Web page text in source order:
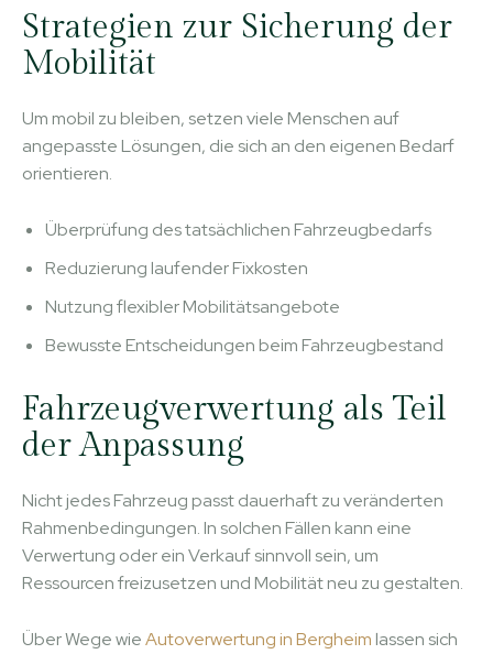
Strategien zur Sicherung der
Mobilität
Um mobil zu bleiben, setzen viele Menschen auf
angepasste Lösungen, die sich an den eigenen Bedarf
orientieren.
Überprüfung des tatsächlichen Fahrzeugbedarfs
Reduzierung laufender Fixkosten
Nutzung flexibler Mobilitätsangebote
Bewusste Entscheidungen beim Fahrzeugbestand
Fahrzeugverwertung als Teil
der Anpassung
Nicht jedes Fahrzeug passt dauerhaft zu veränderten
Rahmenbedingungen. In solchen Fällen kann eine
Verwertung oder ein Verkauf sinnvoll sein, um
Ressourcen freizusetzen und Mobilität neu zu gestalten.
Über Wege wieAutoverwertung in Bergheim lassen sich